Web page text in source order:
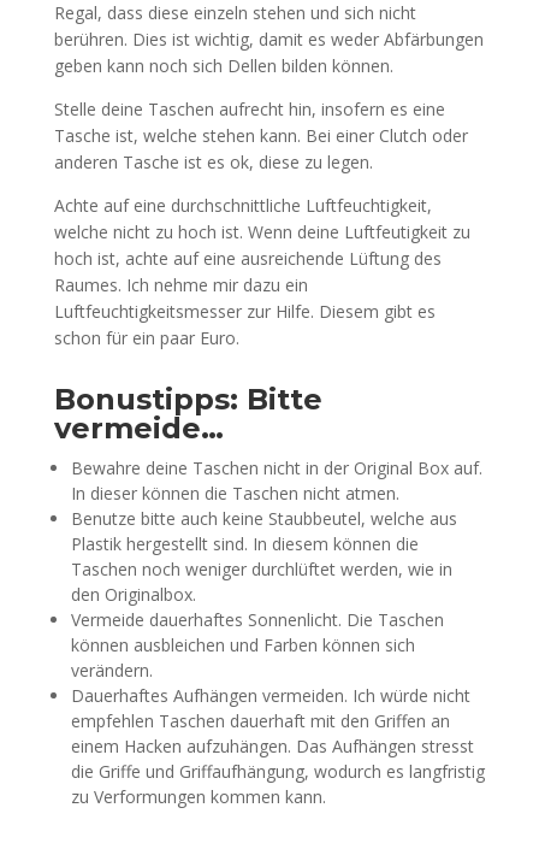
Regal, dass diese einzeln stehen und sich nicht
berühren. Dies ist wichtig, damit es weder Abfärbungen
geben kann noch sich Dellen bilden können.
Stelle deine Taschen aufrecht hin, insofern es eine
Tasche ist, welche stehen kann. Bei einer Clutch oder
anderen Tasche ist es ok, diese zu legen.
Achte auf eine durchschnittliche Luftfeuchtigkeit,
welche nicht zu hoch ist. Wenn deine Luftfeutigkeit zu
hoch ist, achte auf eine ausreichende Lüftung des
Raumes. Ich nehme mir dazu ein
Luftfeuchtigkeitsmesser zur Hilfe. Diesem gibt es
schon für ein paar Euro.
Bonustipps: Bitte
vermeide…
Bewahre deine Taschen nicht in der Original Box auf.
In dieser können die Taschen nicht atmen.
Benutze bitte auch keine Staubbeutel, welche aus
Plastik hergestellt sind. In diesem können die
Taschen noch weniger durchlüftet werden, wie in
den Originalbox.
Vermeide dauerhaftes Sonnenlicht. Die Taschen
können ausbleichen und Farben können sich
verändern.
Dauerhaftes Aufhängen vermeiden. Ich würde nicht
empfehlen Taschen dauerhaft mit den Griffen an
einem Hacken aufzuhängen. Das Aufhängen stresst
die Griffe und Griffaufhängung, wodurch es langfristig
zu Verformungen kommen kann.